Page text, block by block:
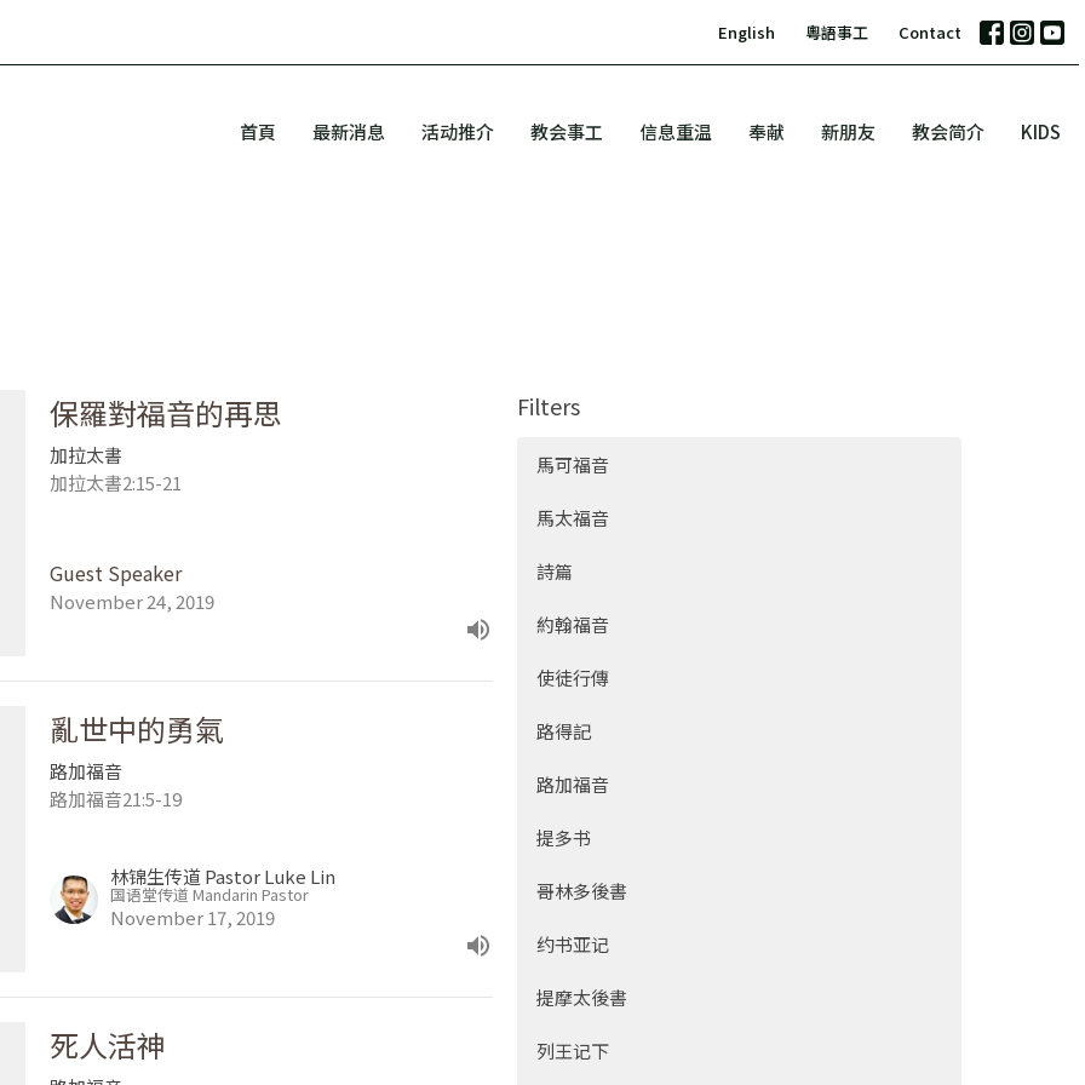
English 粵語事工 Contact
首頁 最新消息 活动推介 教会事工 信息重温 奉献 新朋友 教会简介 KIDS
保羅對福音的再思
加拉太書
加拉太書2:15-21
Guest Speaker
November 24, 2019
亂世中的勇氣
路加福音
路加福音21:5-19
林锦生传道 Pastor Luke Lin
国语堂传道 Mandarin Pastor
November 17, 2019
死人活神
Filters
馬可福音
馬太福音
詩篇
約翰福音
使徒行傳
路得記
路加福音
提多书
哥林多後書
约书亚记
提摩太後書
列王记下